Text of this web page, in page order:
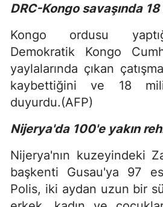
DRC-Kongo savaşında
Kongo ordusu
Demokratik Kongo
yaylalarında çıkan
kaybettiğini ve 18
duyurdu.(AFP)
Nijerya'da 100'e yakın
Nijerya'nın kuzeyindeki
başkenti Gusau'ya 97
Polis, iki aydan uzun bir